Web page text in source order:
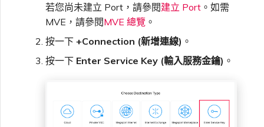
若您尚未建立 Port，請參閱建立 Port 。如需
MVE，請參閱MVE 總覽 。
按一下 +Connection (新增連線) 。
按一下 Enter Service Key (輸入服務金鑰) 。